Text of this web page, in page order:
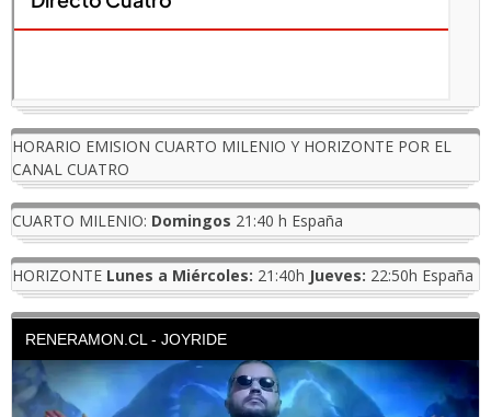
HORARIO EMISION CUARTO MILENIO Y HORIZONTE POR EL
CANAL CUATRO
CUARTO MILENIO: Domingos 21:40 h España
HORIZONTE Lunes a Miércoles: 21:40h Jueves: 22:50h España